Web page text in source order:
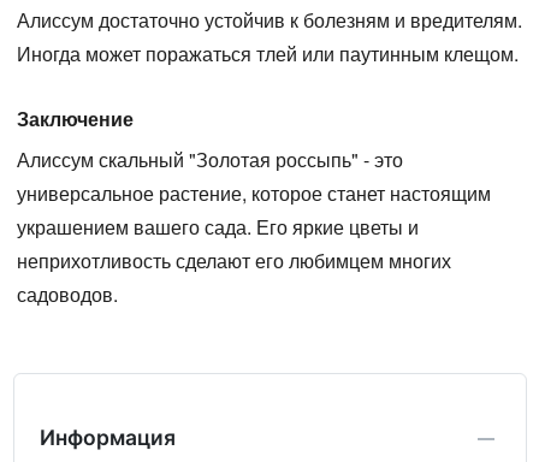
Алиссум достаточно устойчив к болезням и вредителям.
Иногда может поражаться тлей или паутинным клещом.
Заключение
Алиссум скальный "Золотая россыпь" - это
универсальное растение, которое станет настоящим
украшением вашего сада. Его яркие цветы и
неприхотливость сделают его любимцем многих
садоводов.
Информация